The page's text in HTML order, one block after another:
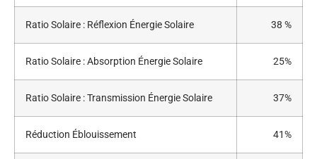
Ratio Solaire : Réflexion Énergie Solaire 38 %
Ratio Solaire : Absorption Énergie Solaire 25%
Ratio Solaire : Transmission Énergie Solaire 37%
Réduction Éblouissement 41%